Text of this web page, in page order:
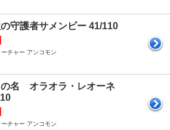
守護者サメンビー 41/110
チャー アンコモン
名 オラオラ・レオーネ
チャー アンコモン